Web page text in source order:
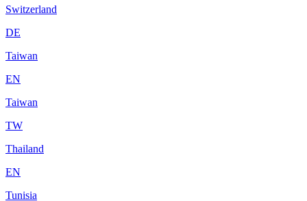
Switzerland
DE
Taiwan
EN
Taiwan
TW
Thailand
EN
Tunisia